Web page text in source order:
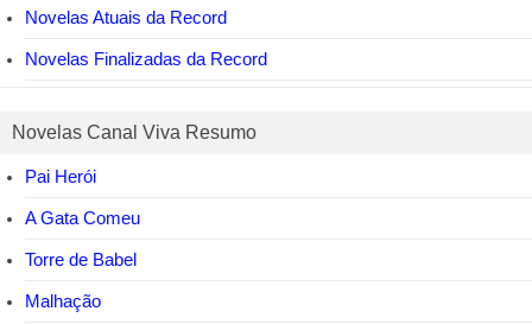
Novelas Atuais da Record
Novelas Finalizadas da Record
Novelas Canal Viva Resumo
Pai Herói
A Gata Comeu
Torre de Babel
Malhação